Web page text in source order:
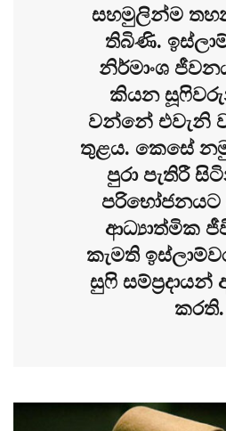
සහමුලින්ම
තිබිණි.
නිර්මාංශ
කියන
වන්නේ එවැනි
තුළය. කෙසේ
පුරා පැතිරී
පරිභෝජනයට
ආධ්‍යාත්මික
කැමති
සුෆි
කරති.